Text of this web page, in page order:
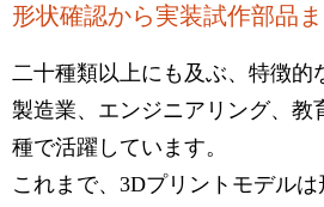
形状確認から実装試作部品
二十種類以上にも及ぶ、特徴的
製造業、エンジニアリング、
種で活躍しています。
これまで、3Dプリントモデル